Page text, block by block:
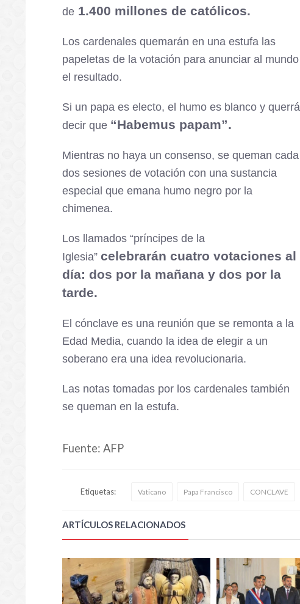
de 1.400 millones de católicos.
Los cardenales quemarán en una estufa las
papeletas de la votación para anunciar al mundo
el resultado.
Si un papa es electo, el humo es blanco y querrá
decir que “Habemus papam”.
Mientras no haya un consenso, se queman cada
dos sesiones de votación con una sustancia
especial que emana humo negro por la
chimenea.
Los llamados “príncipes de la
Iglesia” celebrarán cuatro votaciones al
día: dos por la mañana y dos por la
tarde.
El cónclave es una reunión que se remonta a la
Edad Media, cuando la idea de elegir a un
soberano era una idea revolucionaria.
Las notas tomadas por los cardenales también
se queman en la estufa.
Fuente: AFP
Etiquetas: Vaticano Papa Francisco CONCLAVE
ARTÍCULOS RELACIONADOS